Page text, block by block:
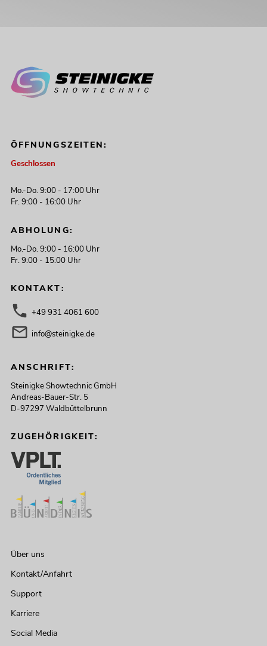
ÖFFNUNGSZEITEN:
Geschlossen
Mo.-Do. 9:00 - 17:00 Uhr
Fr. 9:00 - 16:00 Uhr
ABHOLUNG:
Mo.-Do. 9:00 - 16:00 Uhr
Fr. 9:00 - 15:00 Uhr
KONTAKT:
+49 931 4061 600
info@steinigke.de
ANSCHRIFT:
Steinigke Showtechnic GmbH
Andreas-Bauer-Str. 5
D-97297 Waldbüttelbrunn
ZUGEHÖRIGKEIT:
Über uns
Kontakt/Anfahrt
Support
Karriere
Social Media